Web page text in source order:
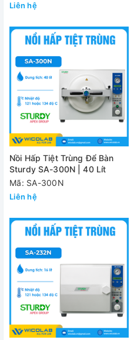
Liên hệ
Nồi Hấp Tiệt Trùng Để Bàn
Sturdy SA-300N | 40 Lít
Mã: SA-300N
Liên hệ